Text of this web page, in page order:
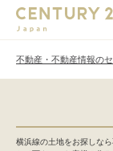
不動産・不動産情報の
横浜線の土地をお探しな